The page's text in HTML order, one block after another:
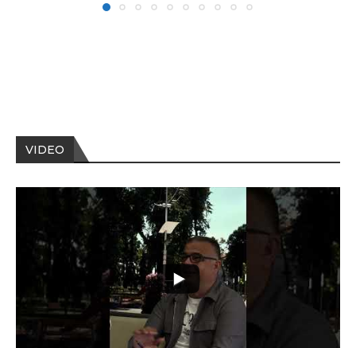
VIDEO